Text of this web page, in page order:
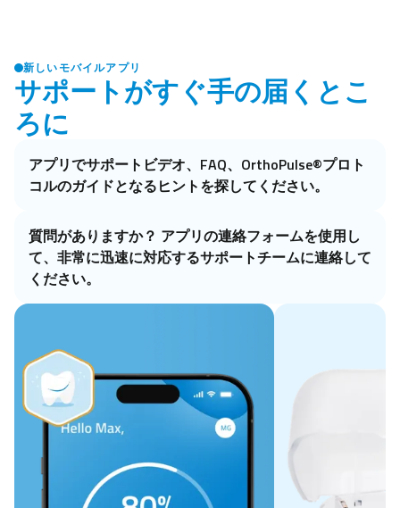
新しいモバイルアプリ
サポートがすぐ手の届くとこ
ろに
アプリでサポートビデオ、FAQ、OrthoPulse®プロト
コルのガイドとなるヒントを探してください。
質問がありますか？ アプリの連絡フォームを使用し
て、非常に迅速に対応するサポートチームに連絡して
ください。